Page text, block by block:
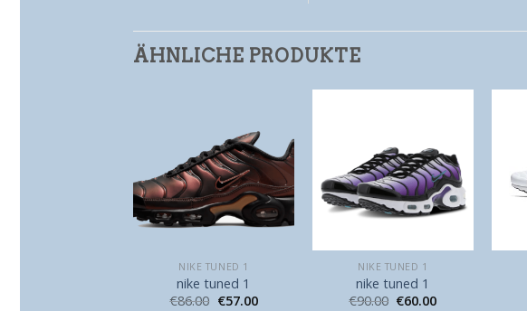
ÄHNLICHE PRODUKTE
NIKE TUNED 1
nike tuned 1
€86.00 €57.00
NIKE TUNED 1
nike tuned 1
€90.00 €60.00